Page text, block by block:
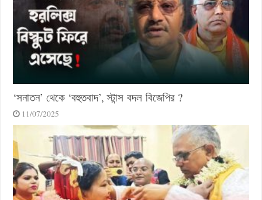
‘সনাতন’ থেকে ‘বহুতবাদ’, স্টান্স বদল বিজেপির ?
11/07/2025